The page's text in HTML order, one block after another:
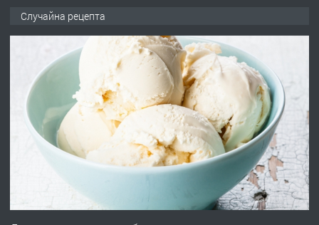
преди 1 година
ПРЕДЛАГА
Професионална зеленчукорезачка
за заведения и дома
преди 1 година
Дава под наем Асеновград
Случайна рецепта